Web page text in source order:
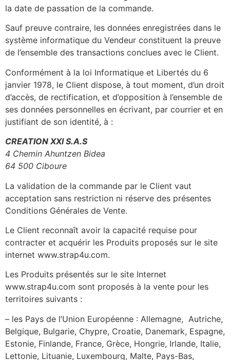
la date de passation de la commande.
Sauf preuve contraire, les données enregistrées dans le
système informatique du Vendeur constituent la preuve
de l’ensemble des transactions conclues avec le Client.
Conformément à la loi Informatique et Libertés du 6
janvier 1978, le Client dispose, à tout moment, d’un droit
d’accès, de rectification, et d’opposition à l’ensemble de
ses données personnelles en écrivant, par courrier et en
justifiant de son identité, à :
CREATION XXI S.A.S
4 Chemin Ahuntzen Bidea
64 500 Ciboure
La validation de la commande par le Client vaut
acceptation sans restriction ni réserve des présentes
Conditions Générales de Vente.
Le Client reconnaît avoir la capacité requise pour
contracter et acquérir les Produits proposés sur le site
internet www.strap4u.com.
Les Produits présentés sur le site Internet
www.strap4u.com sont proposés à la vente pour les
territoires suivants :
– les Pays de l’Union Européenne : Allemagne, Autriche,
Belgique, Bulgarie, Chypre, Croatie, Danemark, Espagne,
Estonie, Finlande, France, Grèce, Hongrie, Irlande, Italie,
Lettonie, Lituanie, Luxembourg, Malte, Pays-Bas,